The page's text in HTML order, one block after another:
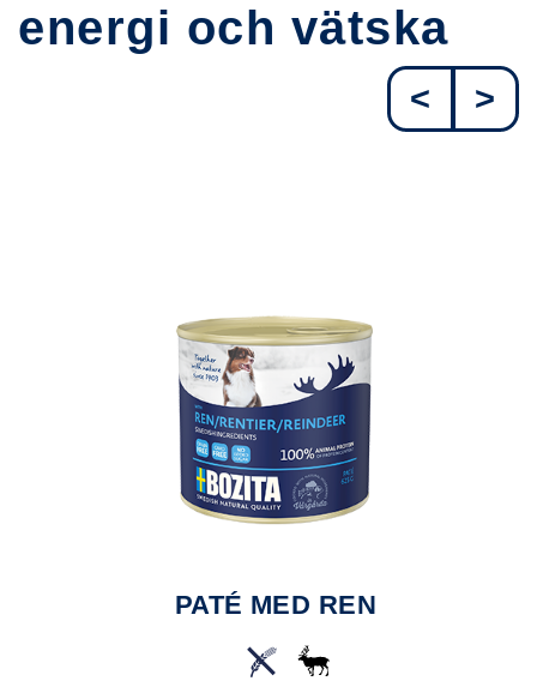
energi och vätska
PATÉ MED REN
< >